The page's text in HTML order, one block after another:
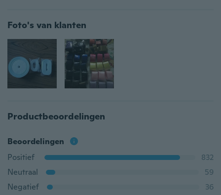
Foto's van klanten
Productbeoordelingen
Beoordelingen
Positief
832
Neutraal
59
Negatief
36